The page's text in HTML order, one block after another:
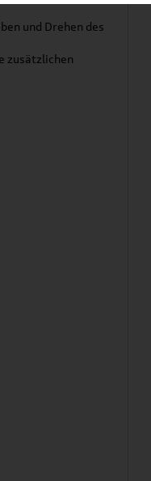
und Drehen des
zusätzlichen